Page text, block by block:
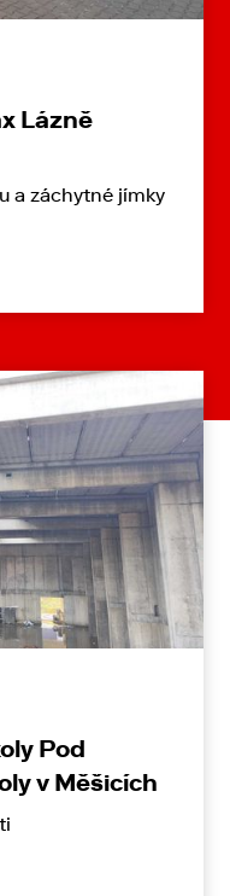
Lázně
a záchytné jímky
Pod
v Měšicích